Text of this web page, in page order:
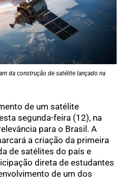
da construção de satélite lançado na
de um satélite
segunda-feira (12), na
para o Brasil. A
a criação da primeira
de satélites do país e
direta de estudantes
de um dos